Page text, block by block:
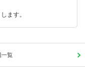
ます。
一覧